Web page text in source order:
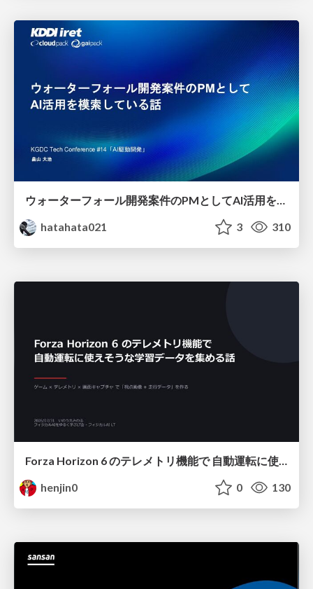
hatahata021
3 310
Forza Horizon 6 のテレメトリ機能で 自動運転に使えそうな学習データを集める話
henjin0
0 130